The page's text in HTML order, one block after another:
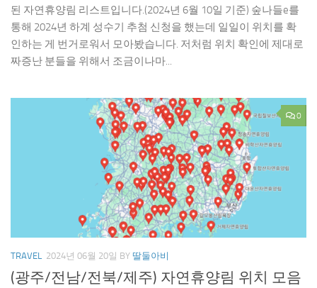
된 자연휴양림 리스트입니다.(2024년 6월 10일 기준) 숲나들e를
통해 2024년 하계 성수기 추첨 신청을 했는데 일일이 위치를 확
인하는 게 번거로워서 모아봤습니다. 저처럼 위치 확인에 제대로
짜증난 분들을 위해서 조금이나마...
0
TRAVEL 2024년 06월 20일 BY 딸둘아비
(광주/전남/전북/제주) 자연휴양림 위치 모음